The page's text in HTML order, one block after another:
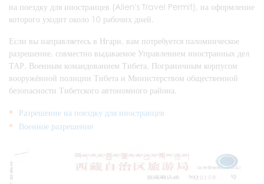
на поездку для иностранцев (Alien's Travel Permit), на оформление
которого уходит около 10 рабочих дней.
Если вы направляетесь в Нгари, вам потребуется паломническое
разрешение, совместно выдаваемое Управлением иностранных дел
ТАР, Военным командованием Тибета, Пограничным корпусом
вооружённой полиции Тибета и Министерством общественной
безопасности Тибетского автономного района.
Разрешение на поездку для иностранцев
Военное разрешение